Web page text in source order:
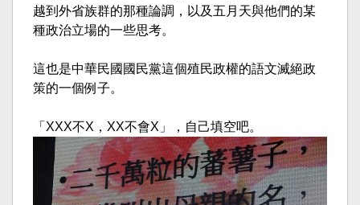
越到外省族群的那種論調，以及五月天與他們的某
種政治立場的一些思考。
這也是中華民國國民黨這個殖民政權的語文滅絕政
策的一個例子。
「XXX不X，XX不會X」，自己填空吧。